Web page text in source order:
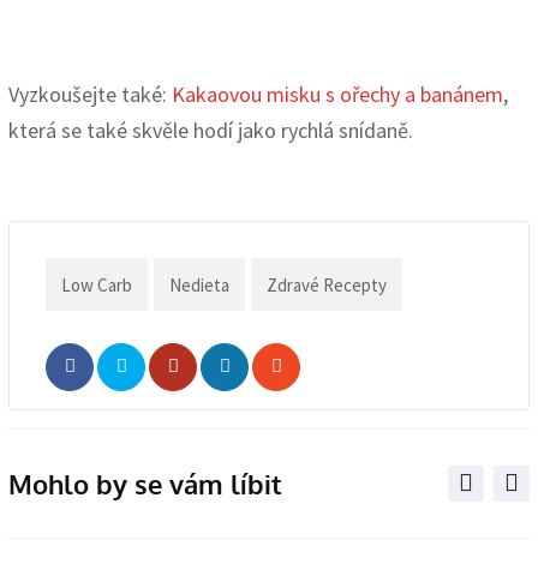
Vyzkoušejte také: Kakaovou misku s ořechy a banánem,
která se také skvěle hodí jako rychlá snídaně.
Low Carb Nedieta Zdravé Recepty
WhatsappShare
via
Print
Mohlo by se vám líbit